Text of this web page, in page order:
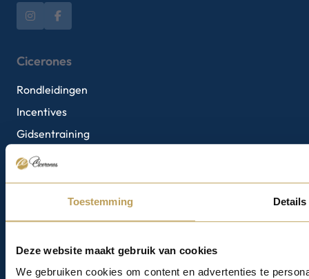
Toestemming Details
Deze website maakt gebruik van cookies
We gebruiken cookies om content en advertenties te
Cicerones
Rondleidingen
Incentives
Gidsentraining
Gidsen
Gidsenteam
Gidsenvacature